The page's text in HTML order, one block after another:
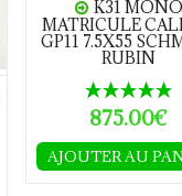
K31 MONO
MATRICULE
GP11 7.5X55
RUBIN
875.00€
AJOUTER AU